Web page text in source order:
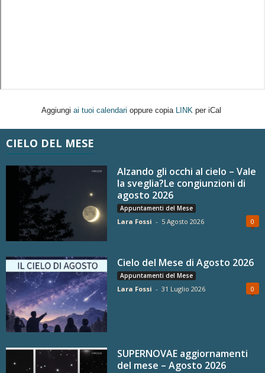
Aggiungi ai tuoi calendari oppure copia LINK per iCal
CIELO DEL MESE
Alzando gli occhi al cielo – Vale
la sveglia?Le congiunzioni di
agosto 2026
Appuntamenti del Mese
Lara Fossi - 5 Agosto 2026 0
Cielo del Mese di Agosto 2026
Appuntamenti del Mese
Lara Fossi - 31 Luglio 2026 0
SUPERNOVAE aggiornamenti
del mese – Agosto 2026